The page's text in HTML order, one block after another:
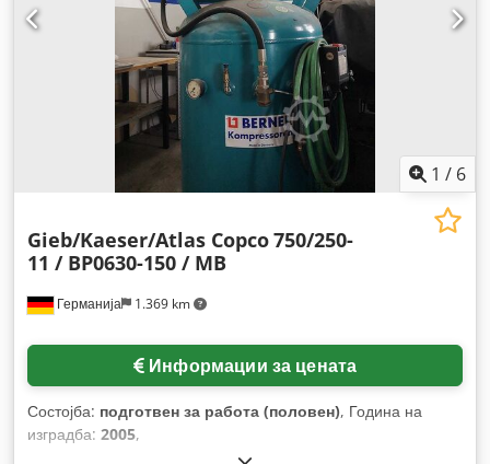
1 / 6
Германија 1.369 km
Gieb/Kaeser/Atlas Copco750/250-
11 / BP0630-150 / MB
Информации за цената
Состојба: подготвен за работа (половен), Година на
изградба: 2005,